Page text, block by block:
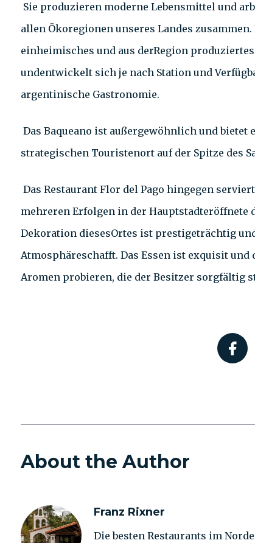
Sie produzieren moderne Lebensmittel und
allen Ökoregionen unseres Landes
einheimisches und aus derRegion
undentwickelt sich je nach Station und
argentinische Gastronomie.
Das Baqueano ist außergewöhnlich und bietet
strategischen Touristenort auf der Spitze des
Das Restaurant Flor del Pago hingegen
mehreren Erfolgen in der Hauptstadteröffnete
Dekoration diesesOrtes ist prestigeträchtig
Atmosphäreschafft. Das Essen ist exquisit
Aromen probieren, die der Besitzer sorgfältig
About the Author
Franz Rixner
Die besten Restaurants im